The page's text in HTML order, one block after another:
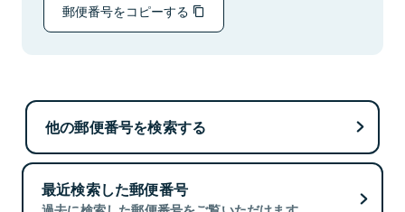
郵便番号をコピーする
他の郵便番号を検索する
最近検索した郵便番号